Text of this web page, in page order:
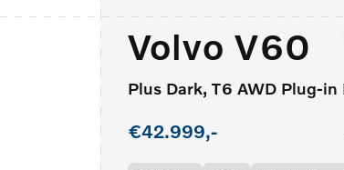
Volvo V60
Plus Dark, T6 AWD Plug-in
€42.999,-